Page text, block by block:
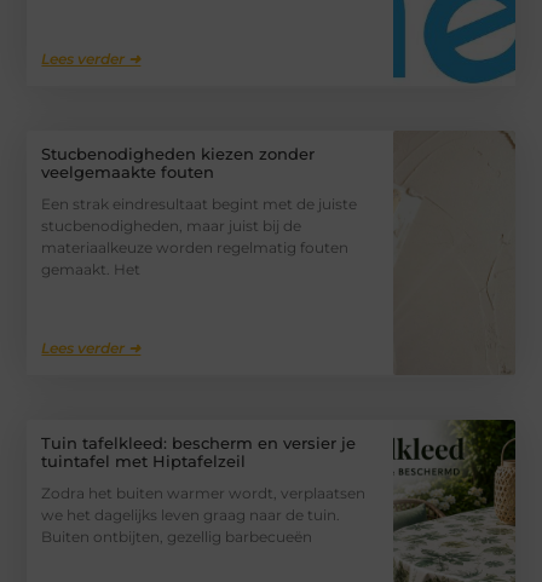
Lees verder ➜
Stucbenodigheden kiezen zonder
veelgemaakte fouten
Een strak eindresultaat begint met de juiste
stucbenodigheden, maar juist bij de
materiaalkeuze worden regelmatig fouten
gemaakt. Het
Lees verder ➜
Tuin tafelkleed: bescherm en versier je
tuintafel met Hiptafelzeil
Zodra het buiten warmer wordt, verplaatsen
we het dagelijks leven graag naar de tuin.
Buiten ontbijten, gezellig barbecueën